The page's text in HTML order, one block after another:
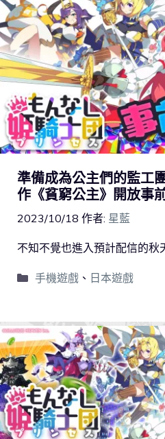
準備成為公主們的監工
作《貧窮公主》開放事
2023/10/18 作者: 星藍
不知不覺也進入預計配信的秋
手機遊戲、 日本遊戲